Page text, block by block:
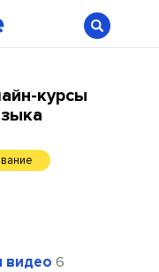
курсы
видео 6